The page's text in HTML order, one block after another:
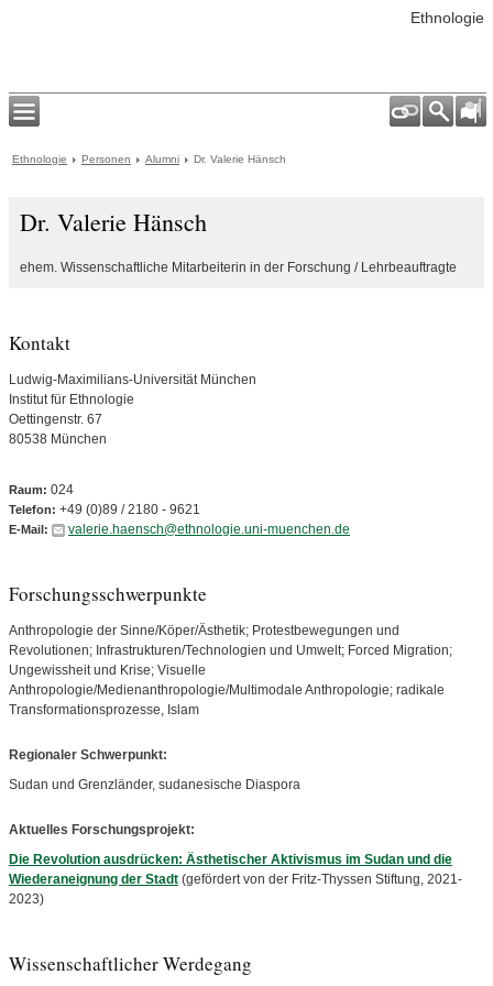
Ethnologie
Ethnologie Personen Alumni Dr. Valerie Hänsch
Dr. Valerie Hänsch
ehem. Wissenschaftliche Mitarbeiterin in der Forschung / Lehrbeauftragte
Kontakt
Ludwig-Maximilians-Universität München
Institut für Ethnologie
Oettingenstr. 67
80538 München
Raum: 024
Telefon: +49 (0)89 / 2180 - 9621
E-Mail: valerie.haensch@ethnologie.uni-muenchen.de
Forschungsschwerpunkte
Anthropologie der Sinne/Köper/Ästhetik; Protestbewegungen und
Revolutionen; Infrastrukturen/Technologien und Umwelt; Forced Migration;
Ungewissheit und Krise; Visuelle
Anthropologie/Medienanthropologie/Multimodale Anthropologie; radikale
Transformationsprozesse, Islam
Regionaler Schwerpunkt:
Sudan und Grenzländer, sudanesische Diaspora
Aktuelles Forschungsprojekt:
Die Revolution ausdrücken: Ästhetischer Aktivismus im Sudan und die
Wiederaneignung der Stadt (gefördert von der Fritz-Thyssen Stiftung, 2021-
2023)
Wissenschaftlicher Werdegang